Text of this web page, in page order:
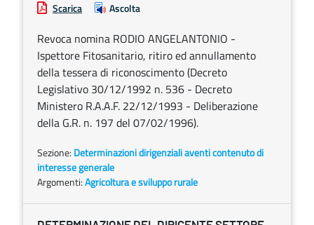
Scarica Ascolta
Revoca nomina RODIO ANGELANTONIO -
Ispettore Fitosanitario, ritiro ed annullamento
della tessera di riconoscimento (Decreto
Legislativo 30/12/1992 n. 536 - Decreto
Ministero R.A.A.F. 22/12/1993 - Deliberazione
della G.R. n. 197 del 07/02/1996).
Sezione: Determinazioni dirigenziali aventi contenuto di
interesse generale
Argomenti:Agricoltura e sviluppo rurale